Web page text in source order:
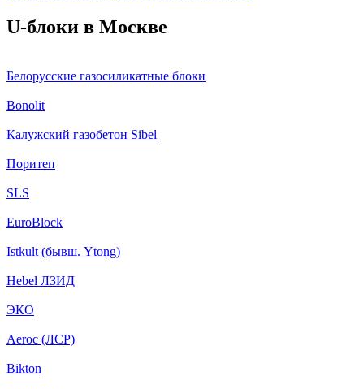
U-блоки в Москве
Белорусские газосиликатные блоки
Bonolit
Калужский газобетон Sibel
Поритеп
SLS
EuroBlock
Istkult (бывш. Ytong)
Hebel ЛЗИД
ЭКО
Aeroc (ЛСР)
Bikton